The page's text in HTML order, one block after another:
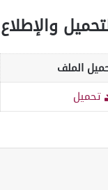
والإطلاع
الملف
تحميل